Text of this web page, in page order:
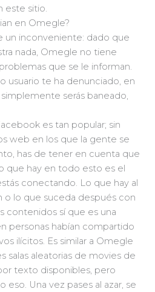
este sitio.
en Omegle?
un inconveniente: dado que
nada, Omegle no tiene
que se le informan.
usuario te ha denunciado, en
serás baneado,
es tan popular; sin
web en los que la gente se
has de tener en cuenta que
que hay en todo esto es el
conectando. Lo que hay al
o lo que suceda después con
contenidos sí que es una
personas habían compartido
ilícitos. Es similar a Omegle
salas aleatorias de movies de
texto disponibles, pero
Una vez pases al azar, se